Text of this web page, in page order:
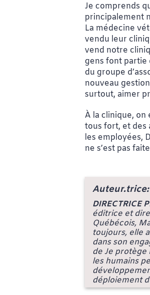
Je comprends
principalement
La médecine
vendu leur
vend notre
gens font partie
du groupe
nouveau
surtout, aimer
À la clinique,
tous fort, et des
les employées,
ne s’est pas
Auteur.trice:
DIRECTRICE
éditrice et
Québécois,
toujours, elle
dans son
de Je protège
les humains
déploiement